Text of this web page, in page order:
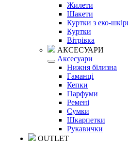
Жилети
Шакети
Куртки з еко-
Куртки
Вітрівка
АКСЕСУАРИ
Аксесуари
Нижня білизна
Гаманці
Кепки
Парфуми
Ремені
Сумки
Шкарпетки
Рукавички
OUTLET